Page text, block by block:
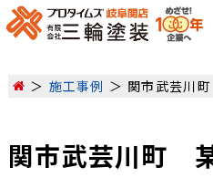
施工事例 関市武芸川
関市武芸川町